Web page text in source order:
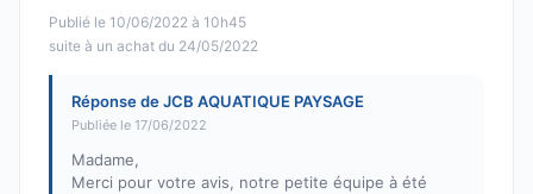
Publié le 10/06/2022 à 10h45
suite à un achat du 24/05/2022
Réponse de JCB AQUATIQUE PAYSAGE
Publiée le 17/06/2022
Madame,
Merci pour votre avis, notre petite équipe à été